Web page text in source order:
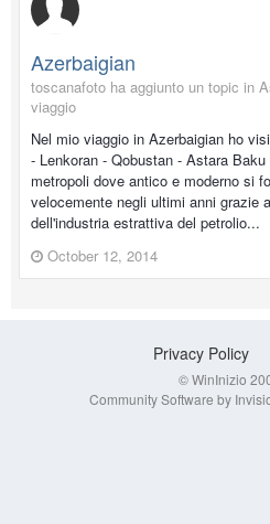
Azerbaigian
toscanafoto ha aggiunto un topic in
viaggio
Nel mio viaggio in Azerbaigian ho
- Lenkoran - Qobustan - Astara
metropoli dove antico e moderno si
velocemente negli ultimi anni grazie
dell'industria estrattiva del petrolio...
October 12, 2014
Privacy Policy
© WinInizio
Community Software by